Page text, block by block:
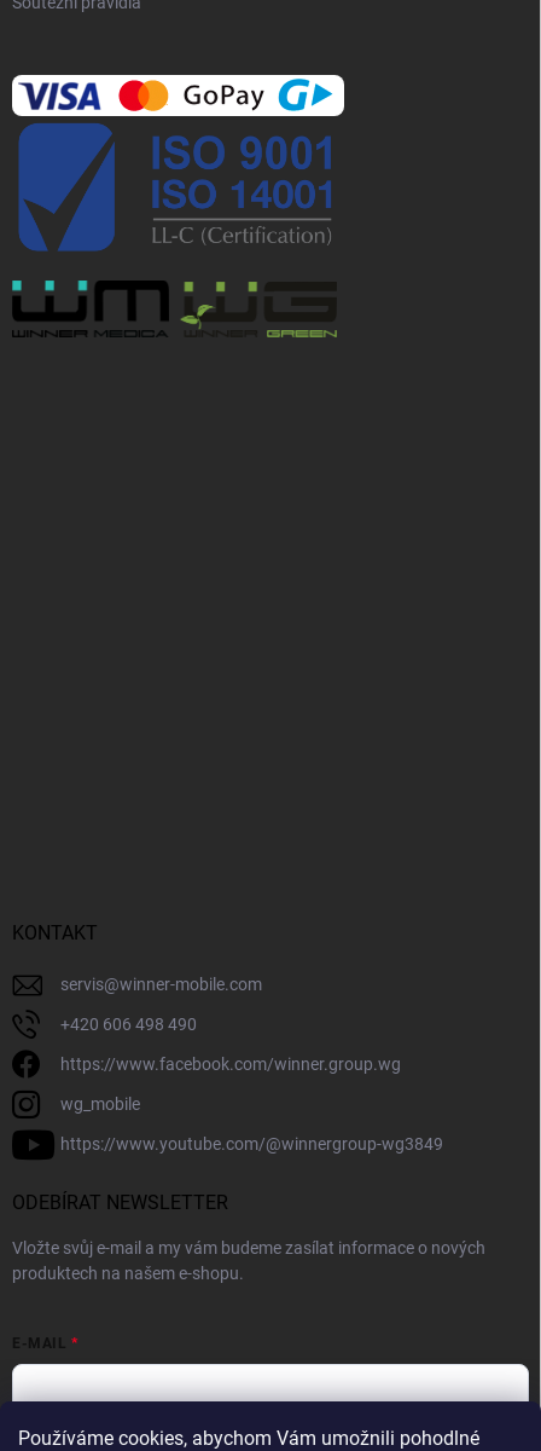
Používáme cookies, abychom Vám umožnili pohodlné
KONTAKT
servis@winner-mobile.com
+420 606 498 490
https://www.facebook.com/winner.group.wg
wg_mobile
https://www.youtube.com/@winnergroup-wg3849
ODEBÍRAT NEWSLETTER
Vložte svůj e-mail a my vám budeme zasílat informace o nových
produktech na našem e-shopu.
E-MAIL